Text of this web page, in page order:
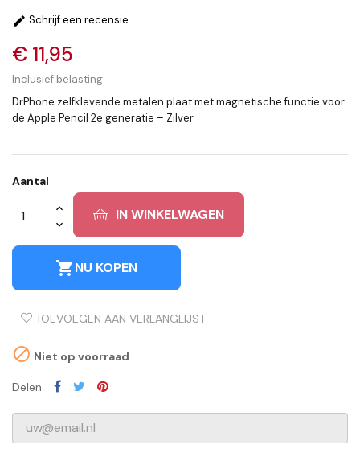
 Schrijf een recensie
€ 11,95
Inclusief belasting
DrPhone zelfklevende metalen plaat met magnetische functie voor
de Apple Pencil 2e generatie – Zilver
Aantal
IN WINKELWAGEN
shopping_cartNU KOPEN
TOEVOEGEN AAN VERLANGLIJST
 Niet op voorraad
Delen